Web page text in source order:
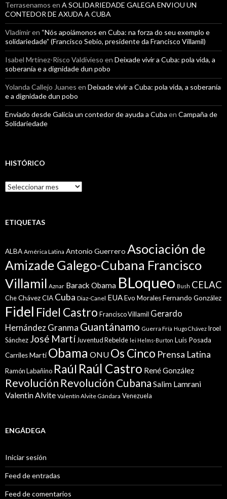
Terrasenamos en A SOLIDARIEDADE GALEGA ENVIOU UN
CONTEDOR DE AXUDA A CUBA
Vladimiren “Nós apoiámonos en Cuba: na forza do seu exemplo e
solidariedade” (Francisco Sebio, presidente da Francisco Villamil)
Isabel Mrtínez-Risco Valdivieso en Deixade vivir a Cuba: pola vida, a
soberanía e a dignidade dun pobo
Yolanda Callejo Juanes en Deixade vivir a Cuba: pola vida, a soberanía
e a dignidade dun pobo
Enviado desde Galicia un contedor de ayuda a Cuba en Campaña de
Solidariedade
HISTÓRICO
Histórico
ETIQUETAS
ALBA América Latina Antonio Guerrero Asociación de
Amizade Galego-Cubana Francisco
Villamil Aznar Barack Obama BLoqueo Bush CELAC
CheChávezCIA Cuba Diaz-Canel EUAEvo MoralesFernando González
Fidel Fidel Castro Francisco Villamil Gerardo
Hernández Granma Guantánamo Guerra Fría Hugo Chávez Iroel
Sánchez José Martí Juventud Rebelde lei Helms-Burton Luis Posada
CarrilesMartí Obama ONU Os Cinco Prensa Latina
Ramón Labañino Raúl Raúl Castro René González
Revolución Revolución Cubana Salim Lamrani
Valentin Alvite Valentín Alvite Gándara Venezuela
ENGÁDEGA
Iniciar sesión
Feed de entradas
Feed de comentarios